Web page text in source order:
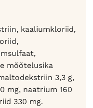
kaaliumkloriid,
mõõtelusika
3,3 g,
mg, naatrium 160
330 mg.